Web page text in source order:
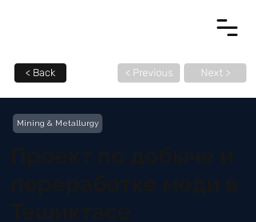
< Back < Previous Next >
Mining & Metallurgy